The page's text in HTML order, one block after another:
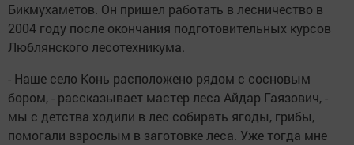
Бикмухаметов. Он пришел работать в лесничество в
2004 году после окончания подготовительных курсов
Люблянского лесотехникума.
- Наше село Конь расположено рядом с сосновым
бором, - рассказывает мастер леса Айдар Гаязович, -
мы с детства ходили в лес собирать ягоды, грибы,
помогали взрослым в заготовке леса. Уже тогда мне